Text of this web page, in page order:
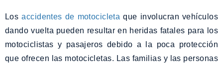
Losaccidentes de motocicleta que involucran vehículos
dando vuelta pueden resultar en heridas fatales para los
motociclistas y pasajeros debido a la poca protección
que ofrecen las motocicletas. Las familias y las personas